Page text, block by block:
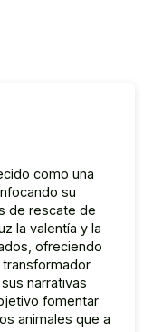
como una
su
de rescate de
la valentía y la
ofreciendo
narrativas
fomentar
animales que a